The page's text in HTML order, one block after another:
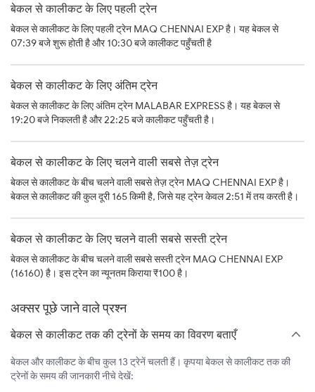
बेकल से कालीकट के लिए पहली ट्रेन
बेकल से कालीकट के लिए पहली ट्रेन MAQ CHENNAI EXP है। यह बेकल से
07:39 बजे शुरू होती है और 10:30 बजे कालीकट पहुँचती है
बेकल से कालीकट के लिए अंतिम ट्रेन
बेकल से कालीकट के लिए अंतिम ट्रेन MALABAR EXPRESS है। यह बेकल से
19:20 बजे निकलती है और 22:25 बजे कालीकट पहुँचती है।
बेकल से कालीकट के लिए चलने वाली सबसे तेज़ ट्रेन
बेकल से कालीकट के बीच चलने वाली सबसे तेज़ ट्रेन MAQ CHENNAI EXP है।
बेकल से कालीकट की कुल दूरी 165 किमी है, जिसे यह ट्रेन केवल 2:51 में तय करती है।
बेकल से कालीकट के लिए चलने वाली सबसे सस्ती ट्रेन
बेकल से कालीकट के बीच चलने वाली सबसे सस्ती ट्रेन MAQ CHENNAI EXP
(16160) है। इस ट्रेन का न्यूनतम किराया ₹100 है।
अक्सर पूछे जाने वाले प्रश्न
बेकल से कालीकट तक की ट्रेनों के समय का विवरण बताएँ
बेकल और कालीकट के बीच कुल 13 ट्रेनें चलती हैं। कृपया बेकल से कालीकट तक की
ट्रेनों के समय की जानकारी नीचे देखें: